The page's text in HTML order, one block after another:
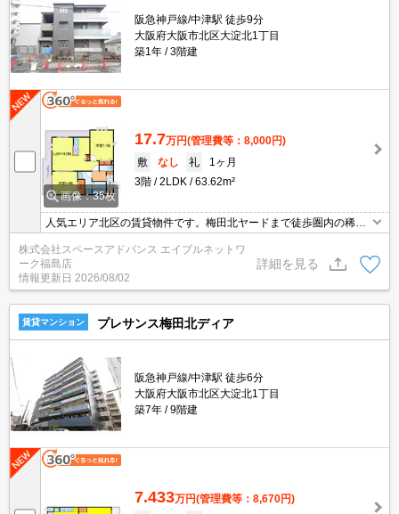
阪急神戸線/中津駅 徒歩9分
大阪府大阪市北区大淀北1丁目
築1年
3階建
画像：35枚
17.7万円(管理費等：8,000円)
敷
なし 礼
1ヶ月
3階
2LDK 63.62m²
人気エリア北区の賃貸物件です。梅田北ヤードまで徒歩圏内の稀少
ュリティ。光インターネット無料。カウンターキッチン。1坪バス
と設備充実。
株式会社スペースアドバンス エイブルネットワ
ーク福島店
情報更新日 2026/08/02
詳細を見る
賃貸マンション プレサンス梅田北ディア
阪急神戸線/中津駅 徒歩6分
大阪府大阪市北区大淀北1丁目
築7年
9階建
7.433万円(管理費等：8,670円)